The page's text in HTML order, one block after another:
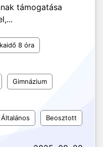
támogatása
8 óra
Gimnázium
Általános Beosztott